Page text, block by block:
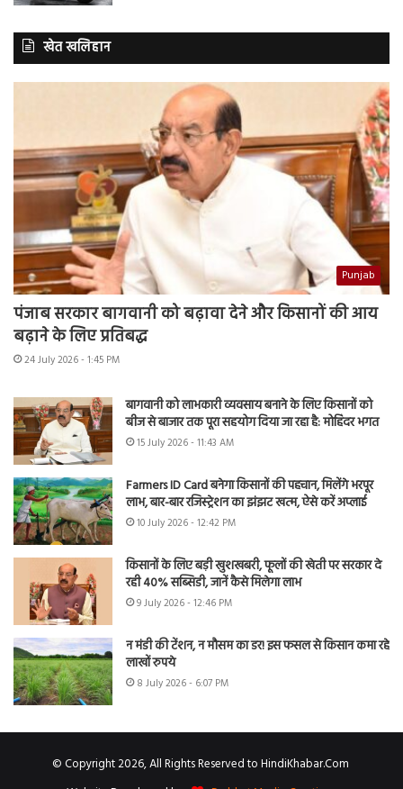
खेत खलिहान
Punjab
पंजाब सरकार बागवानी को बढ़ावा देने और किसानों की आय
बढ़ाने के लिए प्रतिबद्ध
24 July 2026 - 1:45 PM
बागवानी को लाभकारी व्यवसाय बनाने के लिए किसानों को
बीज से बाजार तक पूरा सहयोग दिया जा रहा है: मोहिंदर भगत
15 July 2026 - 11:43 AM
Farmers ID Card बनेगा किसानों की पहचान, मिलेंगे भरपूर
लाभ, बार-बार रजिस्ट्रेशन का झंझट खत्म, ऐसे करें अप्लाई
10 July 2026 - 12:42 PM
किसानों के लिए बड़ी खुशखबरी, फूलों की खेती पर सरकार दे
रही 40% सब्सिडी, जानें कैसे मिलेगा लाभ
9 July 2026 - 12:46 PM
न मंडी की टेंशन, न मौसम का डर! इस फसल से किसान कमा रहे
लाखों रुपये
8 July 2026 - 6:07 PM
© Copyright 2026, All Rights Reserved to HindiKhabar.Com